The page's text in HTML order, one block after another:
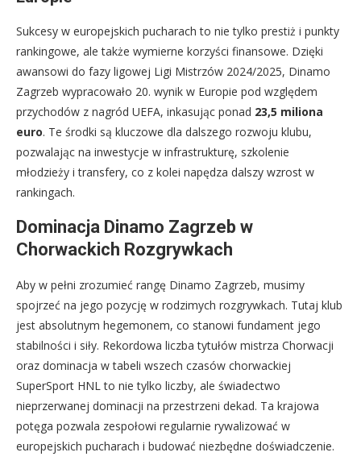
Sukcesy w europejskich pucharach to nie tylko prestiż i punkty
rankingowe, ale także wymierne korzyści finansowe. Dzięki
awansowi do fazy ligowej Ligi Mistrzów 2024/2025, Dinamo
Zagrzeb wypracowało 20. wynik w Europie pod względem
przychodów z nagród UEFA, inkasując ponad 23,5 miliona
euro. Te środki są kluczowe dla dalszego rozwoju klubu,
pozwalając na inwestycje w infrastrukturę, szkolenie
młodzieży i transfery, co z kolei napędza dalszy wzrost w
rankingach.
Dominacja Dinamo Zagrzeb w
Chorwackich Rozgrywkach
Aby w pełni zrozumieć rangę Dinamo Zagrzeb, musimy
spojrzeć na jego pozycję w rodzimych rozgrywkach. Tutaj klub
jest absolutnym hegemonem, co stanowi fundament jego
stabilności i siły. Rekordowa liczba tytułów mistrza Chorwacji
oraz dominacja w tabeli wszech czasów chorwackiej
SuperSport HNL to nie tylko liczby, ale świadectwo
nieprzerwanej dominacji na przestrzeni dekad. Ta krajowa
potęga pozwala zespołowi regularnie rywalizować w
europejskich pucharach i budować niezbędne doświadczenie.